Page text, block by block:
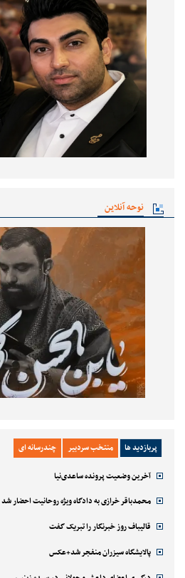
نوحه آنلاین
پربازدید ها منتخب سردبیر چندرسانه ای
آخرین وضعیت پرونده ساعدی‌نیا
محمدباقر خرازی به دادگاه ویژه روحانیت احضار شد
قالیباف روز خبرنگار را تبریک گفت
پالایشگاه سیزران منفجر شد+عکس